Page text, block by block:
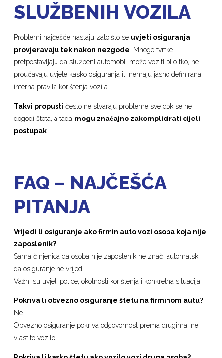
SLUŽBENIH VOZILA
Problemi najčešće nastaju zato što se uvjeti osiguranja
provjeravaju tek nakon nezgode. Mnoge tvrtke
pretpostavljaju da službeni automobil može voziti bilo tko, ne
proučavaju uvjete kasko osiguranja ili nemaju jasno definirana
interna pravila korištenja vozila.
Takvi propusti često ne stvaraju probleme sve dok se ne
dogodi šteta, a tada mogu značajno zakomplicirati cijeli
postupak.
FAQ – NAJČEŠĆA
PITANJA
Vrijedi li osiguranje ako firmin auto vozi osoba koja nije
zaposlenik?
Sama činjenica da osoba nije zaposlenik ne znači automatski
da osiguranje ne vrijedi.
Važni su uvjeti police, okolnosti korištenja i konkretna situacija.
Pokriva li obvezno osiguranje štetu na firminom autu?
Ne.
Obvezno osiguranje pokriva odgovornost prema drugima, ne
vlastito vozilo.